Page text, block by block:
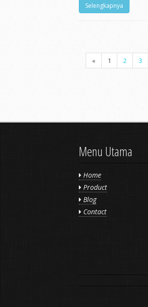
Selengkapnya
« 1 2 3
Menu Utama
Home
Product
Blog
Contact